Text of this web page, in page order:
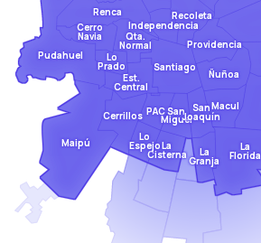
Maipú
Cerrillos
Est.
Central
Pudahuel Lo
Prado
Cerro
Navia
Santiago
Renca
Qta.
Normal
Recoleta
Independencia
La
Cisterna
Lo
Espejo
PACSan
Miguel
La
Granja
San
Joaquín
Providencia
Ñuñoa
Macul
La
Florida